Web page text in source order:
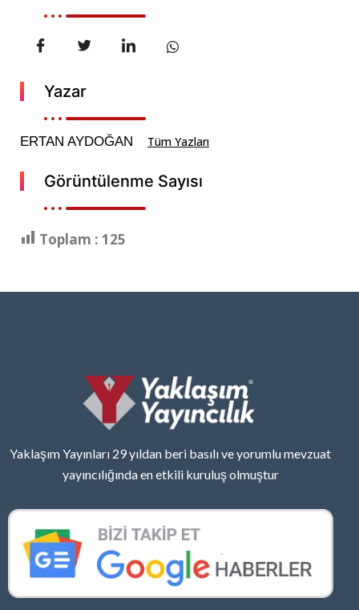
Yazar
ERTAN AYDOĞAN Tüm Yazları
Görüntülenme Sayısı
Toplam : 125
Yaklaşım Yayınları 29 yıldan beri basılı ve yorumlu mevzuat
yayıncılığında en etkili kuruluş olmuştur